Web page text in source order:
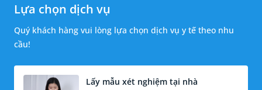
Lựa chọn dịch vụ
Quý khách hàng vui lòng lựa chọn dịch vụ y tế theo nhu
cầu!
Lấy mẫu xét nghiệm tại nhà